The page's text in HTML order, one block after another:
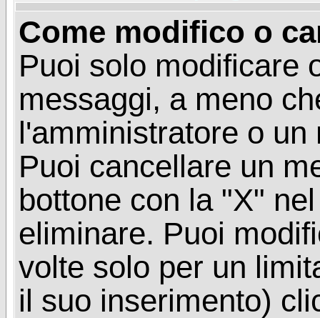
Come modifico o
Puoi solo modificare
messaggi, a meno
l'amministratore o
Puoi cancellare un
bottone con la "X"
eliminare. Puoi
volte solo per un
il suo inserimento)